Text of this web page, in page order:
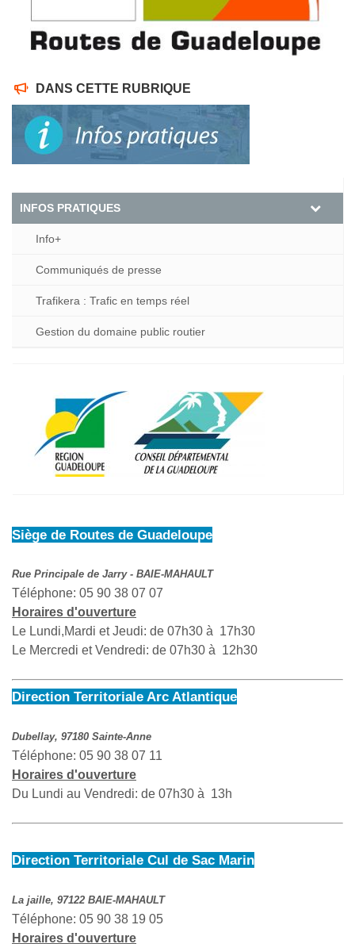
DANS CETTE RUBRIQUE
INFOS PRATIQUES
Info+
Communiqués de presse
Trafikera : Trafic en temps réel
Gestion du domaine public routier
Siège de Routes de Guadeloupe
Rue Principale de Jarry - BAIE-MAHAULT
Téléphone: 05 90 38 07 07
Horaires d'ouverture
Le Lundi,Mardi et Jeudi: de 07h30 à 17h30
Le Mercredi et Vendredi: de 07h30 à 12h30
Direction Territoriale Arc Atlantique
Dubellay, 97180 Sainte-Anne
Téléphone: 05 90 38 07 11
Horaires d'ouverture
Du Lundi au Vendredi: de 07h30 à 13h
Direction Territoriale Cul de Sac Marin
La jaille, 97122 BAIE-MAHAULT
Téléphone: 05 90 38 19 05
Horaires d'ouverture